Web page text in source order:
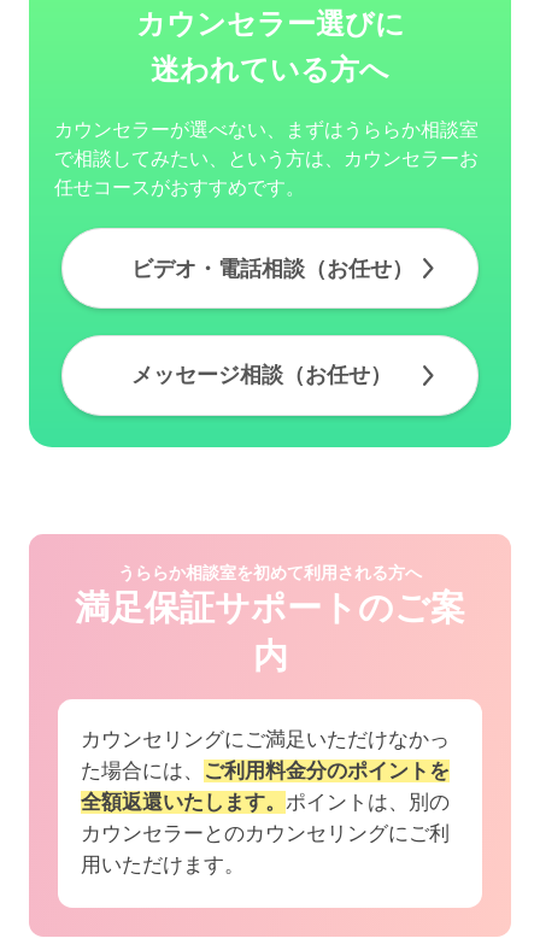
カウンセラー選びに
迷われている方へ
カウンセラーが選べない、まずはうららか相談室
で相談してみたい、という方は、カウンセラーお
任せコースがおすすめです。
ビデオ・電話相談（お任せ）
メッセージ相談（お任せ）
うららか相談室を初めて利用される方へ
満足保証サポートのご案
内
カウンセリングにご満足いただけなかっ
た場合には、
ご利用料金分のポイントを
全額返還いたします。 ポイントは、別の
カウンセラーとのカウンセリングにご利
用いただけます。